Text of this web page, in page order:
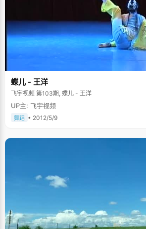
蝶儿 - 王洋
飞宇视频 第103期, 蝶儿 - 王洋
UP主: 飞宇视频
舞蹈 • 2012/5/9